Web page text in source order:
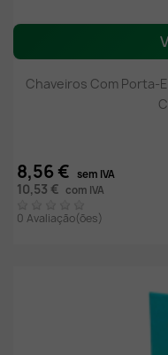
Chaveiros Com Porta-
8,56 € sem IVA
10,53 € com IVA
0 Avaliação(ões)